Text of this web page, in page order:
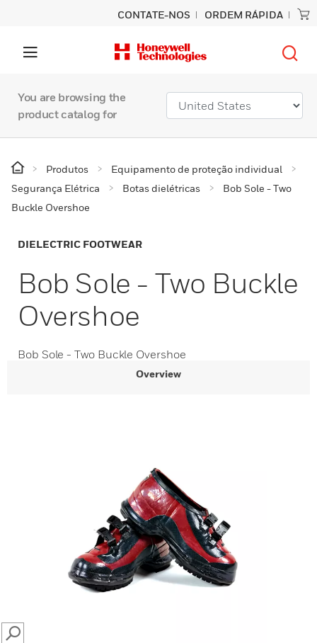
CONTATE-NOS ORDEM RÁPIDA
You are browsing the
product catalog for
Produtos
Equipamento de proteção individual
Segurança Elétrica
Botas dielétricas
Bob Sole - Two
Buckle Overshoe
DIELECTRIC FOOTWEAR
Bob Sole - Two Buckle
Overshoe
Bob Sole - Two Buckle Overshoe
Overview
SEARCH